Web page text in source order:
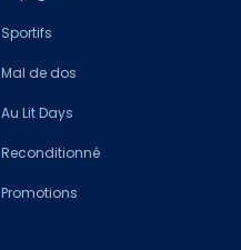
Sportifs
Mal de dos
Au Lit Days
Reconditionné
Promotions